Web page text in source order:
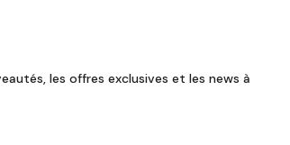
les offres exclusives et les news à